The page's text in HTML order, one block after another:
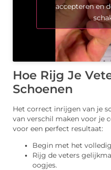
accepteren en
Hoe Rijg Je
Schoenen
Het correct inrijgen van je
van verschil maken voor je
voor een perfect resultaat:
Begin met het
Rijg de veters
oogjes.